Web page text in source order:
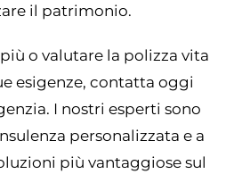
il patrimonio.
o valutare la polizza vita
esigenze, contatta oggi
I nostri esperti sono
personalizzata e a
più vantaggiose sul